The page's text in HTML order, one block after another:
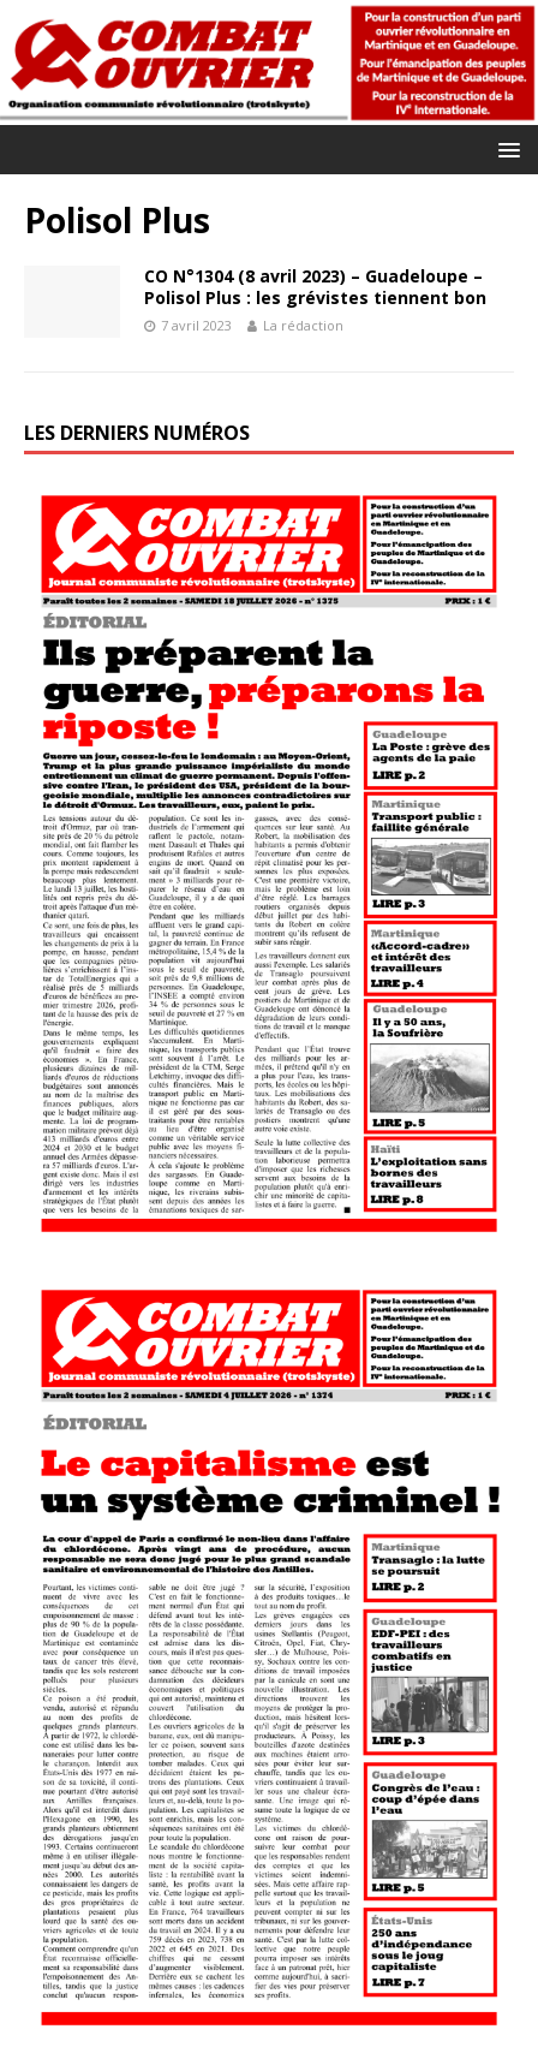
Polisol Plus
CO N°1304 (8 avril 2023) – Guadeloupe –
Polisol Plus : les grévistes tiennent bon
7 avril 2023 La rédaction
LES DERNIERS NUMÉROS